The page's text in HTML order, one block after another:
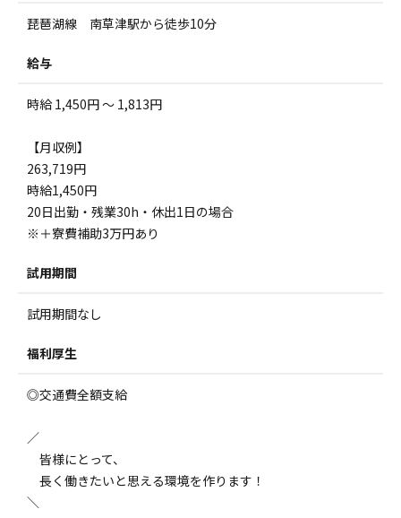
琵琶湖線 南草津駅から徒歩10分
給与
時給 1,450円 ～ 1,813円
【月収例】
263,719円
時給1,450円
20日出勤・残業30h・休出1日の場合
※＋寮費補助3万円あり
試用期間
試用期間なし
福利厚生
◎交通費全額支給
／
皆様にとって、
長く働きたいと思える環境を作ります！
＼